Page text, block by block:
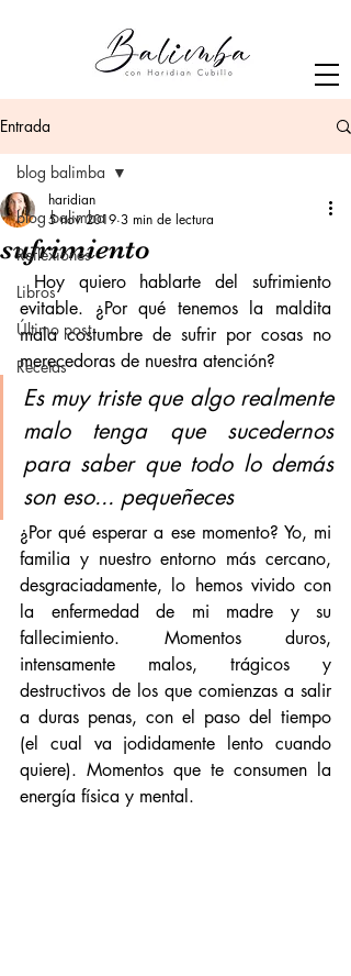
Entrada
blog balimba
Reflexiones
Libros
Último post
Recetas
blog balimba
sufrimiento
haridian
5 nov 2019 3 min de lectura
Hoy quiero hablarte del sufrimiento
evitable. ¿Por qué tenemos la maldita
mala costumbre de sufrir por cosas no
merecedoras de nuestra atención?
Es muy triste que algo realmente
malo tenga que sucedernos
para saber que todo lo demás
son eso... pequeñeces
¿Por qué esperar a ese momento? Yo, mi
familia y nuestro entorno más cercano,
desgraciadamente, lo hemos vivido con
la enfermedad de mi madre y su
fallecimiento. Momentos duros,
intensamente malos, trágicos y
destructivos de los que comienzas a salir
a duras penas, con el paso del tiempo
(el cual va jodidamente lento cuando
quiere). Momentos que te consumen la
energía física y mental.